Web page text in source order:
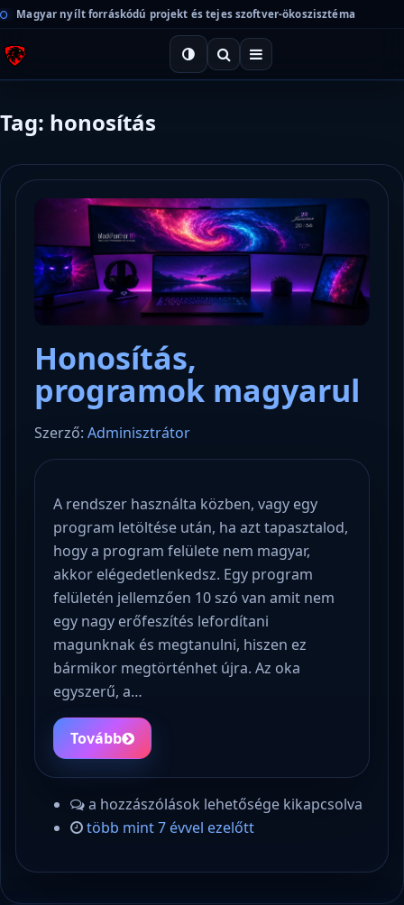
Magyar nyílt forráskódú projekt és tejes szoftver-ökoszisztéma
Tag: honosítás
Honosítás,
programok magyarul
Szerző: Adminisztrátor
A rendszer használta közben, vagy egy
program letöltése után, ha azt tapasztalod,
hogy a program felülete nem magyar,
akkor elégedetlenkedsz. Egy program
felületén jellemzően 10 szó van amit nem
egy nagy erőfeszítés lefordítani
magunknak és megtanulni, hiszen ez
bármikor megtörténhet újra. Az oka
egyszerű, a…
Tovább
a hozzászólások lehetősége kikapcsolva
több mint 7 évvel ezelőtt